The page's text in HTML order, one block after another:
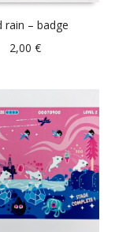
rain – badge
2,00€